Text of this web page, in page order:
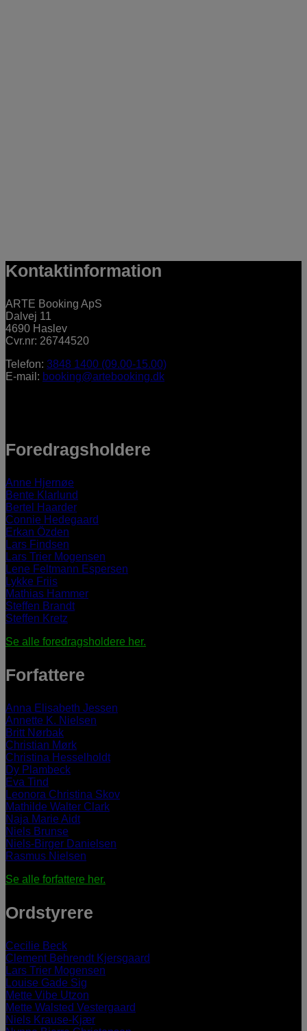
Kontaktinformation
ARTE Booking ApS
Dalvej 11
4690 Haslev
Cvr.nr: 26744520
Telefon: 3848 1400 (09.00-15.00)
E-mail: booking@artebooking.dk
Foredragsholdere
Anne Hjernøe
Bente Klarlund
Bertel Haarder
Connie Hedegaard
Erkan Özden
Lars Findsen
Lars Trier Mogensen
Lene Feltmann Espersen
Lykke Friis
Mathias Hammer
Steffen Brandt
Steffen Kretz
Se alle foredragsholdere her.
Forfattere
Anna Elisabeth Jessen
Annette K. Nielsen
Britt Nørbak
Christian Mørk
Christina Hesselholdt
Dy Plambeck
Eva Tind
Leonora Christina Skov
Mathilde Walter Clark
Naja Marie Aidt
Niels Brunse
Niels-Birger Danielsen
Rasmus Nielsen
Se alle forfattere her.
Ordstyrere
Cecilie Beck
Clement Behrendt Kjersgaard
Lars Trier Mogensen
Louise Gade Sig
Mette Vibe Utzon
Mette Walsted Vestergaard
Niels Krause-Kjær